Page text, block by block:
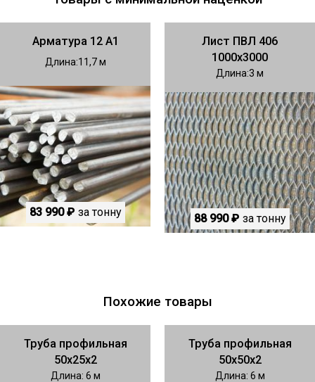
Арматура 12 А1
Длина 11,7
83 990 ₽ за тонну
Лист ПВЛ 406
1000х3000
Длина 3
88 990 ₽ за тонну
Похожие товары
Труба профильная
50х25х2
Длина: 6 м
Труба профильная
50х50х2
Длина: 6 м